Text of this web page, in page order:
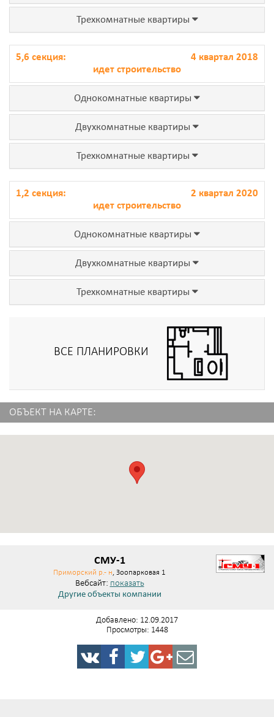
Трехкомнатные квартиры
5,6 секция:
4 квартал 2018
идет строительство
Однокомнатные квартиры
Двухкомнатные квартиры
Трехкомнатные квартиры
1,2 секция:
2 квартал 2020
идет строительство
Однокомнатные квартиры
Двухкомнатные квартиры
Трехкомнатные квартиры
ВСЕ ПЛАНИРОВКИ
ОБЪЕКТ НА КАРТЕ:
СМУ-1
Приморский р.- н , Зоопарковая 1
Вебсайт: показать
Другие объекты компании
Добавлено: 12.09.2017
Просмотры: 1448